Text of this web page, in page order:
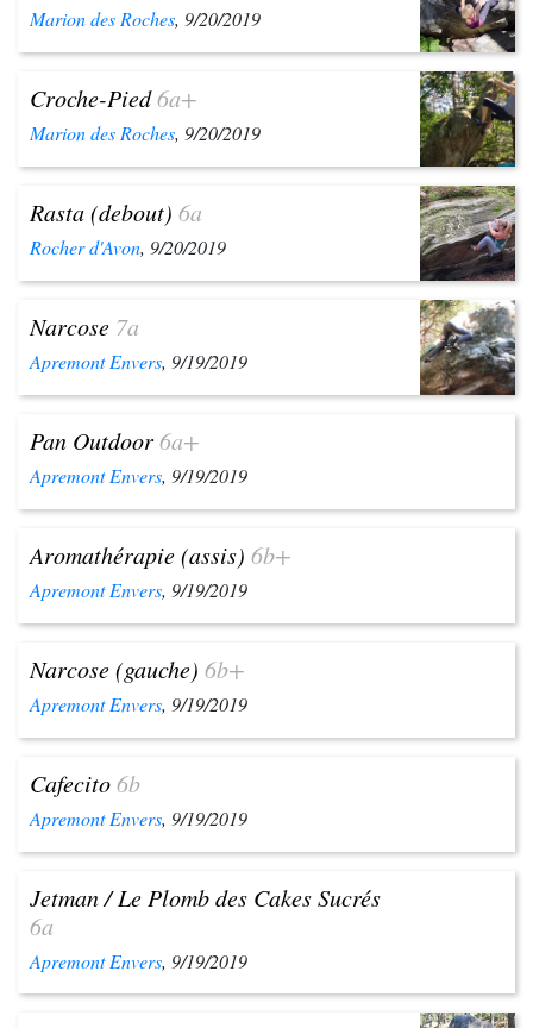
Marion des Roches, 9/20/2019
Croche-Pied6a+
Marion des Roches, 9/20/2019
Rasta (debout) 6a
Rocher d'Avon, 9/20/2019
Narcose 7a
Apremont Envers, 9/19/2019
Pan Outdoor6a+
Apremont Envers, 9/19/2019
Aromathérapie (assis) 6b+
Apremont Envers, 9/19/2019
Narcose (gauche) 6b+
Apremont Envers, 9/19/2019
Cafecito6b
Apremont Envers, 9/19/2019
Jetman / Le Plomb des Cakes Sucrés
6a
Apremont Envers, 9/19/2019